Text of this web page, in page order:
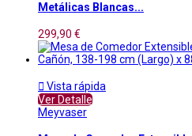
Metálicas Blancas...
299,90 €
 Vista rápida
Ver Detalle
Meyvaser